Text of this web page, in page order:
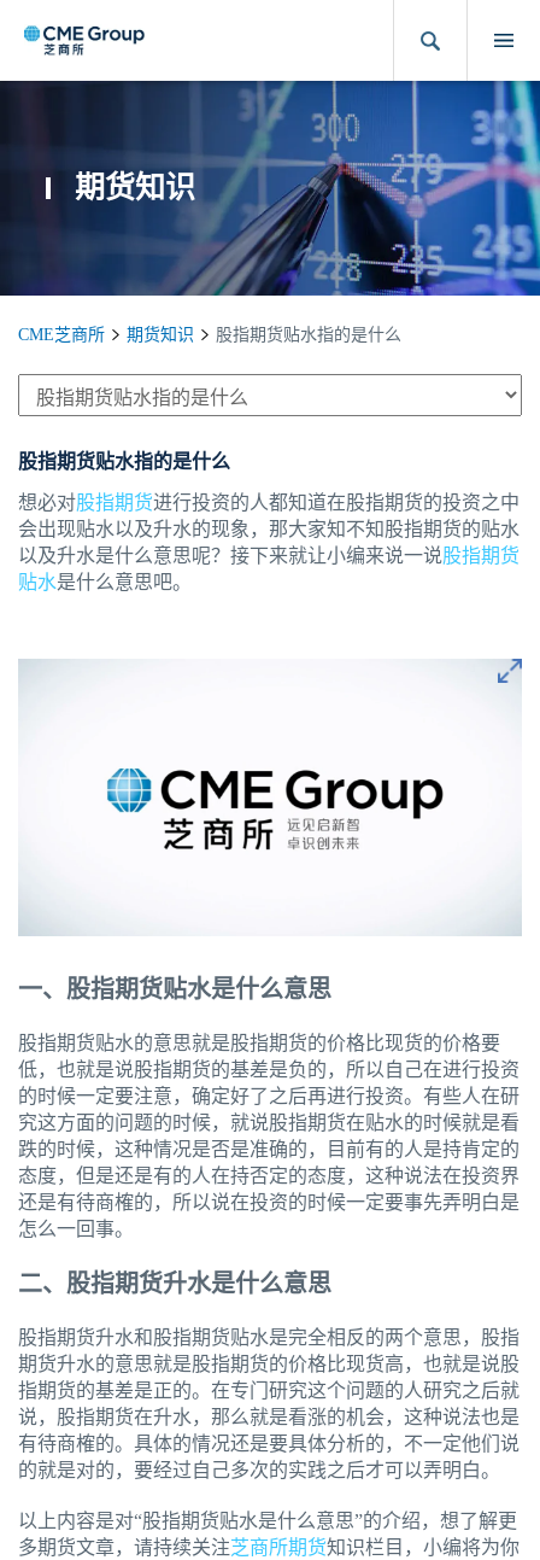
期货知识
CME芝商所 期货知识 股指期货贴水指的是什么
股指期货贴水指的是什么
想必对股指期货进行投资的人都知道在股指期货的投资之中
会出现贴水以及升水的现象，那大家知不知股指期货的贴水
以及升水是什么意思呢？接下来就让小编来说一说股指期货
贴水是什么意思吧。
一、股指期货贴水是什么意思
股指期货贴水的意思就是股指期货的价格比现货的价格要
低，也就是说股指期货的基差是负的，所以自己在进行投资
的时候一定要注意，确定好了之后再进行投资。有些人在研
究这方面的问题的时候，就说股指期货在贴水的时候就是看
跌的时候，这种情况是否是准确的，目前有的人是持肯定的
态度，但是还是有的人在持否定的态度，这种说法在投资界
还是有待商榷的，所以说在投资的时候一定要事先弄明白是
怎么一回事。
二、股指期货升水是什么意思
股指期货升水和股指期货贴水是完全相反的两个意思，股指
期货升水的意思就是股指期货的价格比现货高，也就是说股
指期货的基差是正的。在专门研究这个问题的人研究之后就
说，股指期货在升水，那么就是看涨的机会，这种说法也是
有待商榷的。具体的情况还是要具体分析的，不一定他们说
的就是对的，要经过自己多次的实践之后才可以弄明白。
以上内容是对“股指期货贴水是什么意思”的介绍，想了解更
多期货文章，请持续关注芝商所期货知识栏目，小编将为你